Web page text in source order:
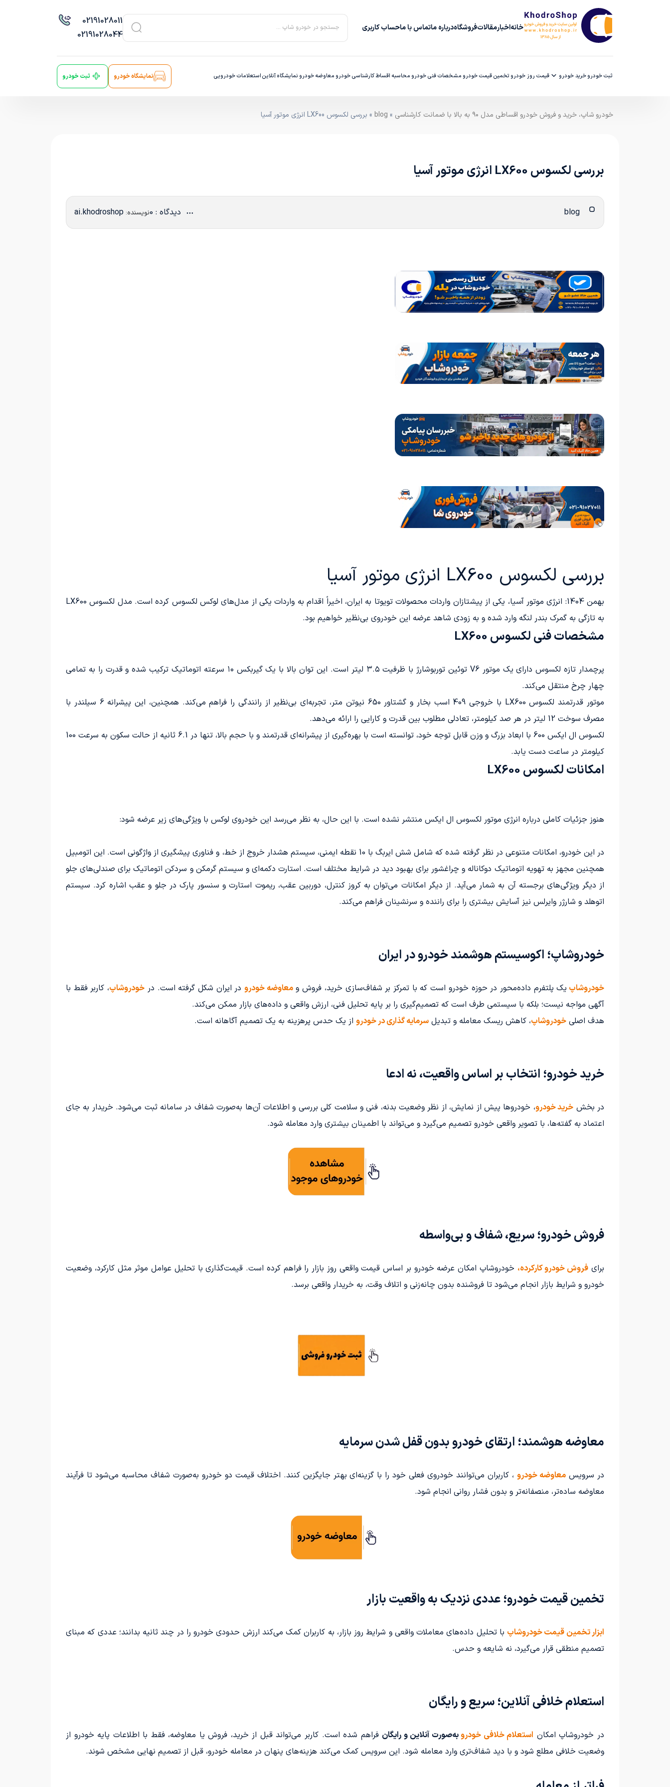
خانهاخبارمقالاتفروشگاهدرباره‌ ماتماس با ماحساب کاربری جستجو در خودرو شاپ ...
02191028011
02191028044
ثبت خودروخرید خودرو قیمت روز خودرو تخمین قیمت خودرو مشخصات فنی خودرو محاسبه اقساطکارشناسی خودرو معاوضه خودرو نمایشگاه آنلایناستعلامات خودرویی نمایشگاه خودرو ثبت خودرو
خودرو شاپ، خرید و فروش خودرو اقساطی مدل ۹۰ به بالا با ضمانت کارشناسی »
blog » بررسی لکسوس LX600 انرژی موتور آسیا
بررسی لکسوس LX600 انرژی موتور آسیا
دیدگاه : 0 نویسنده: ai.khodroshop
بررسی لکسوس LX600 انرژی موتور آسیا
بهمن 1404: انرژی موتور آسیا، یکی از پیشتازان واردات محصولات تویوتا به ایران، اخیراً اقدام به واردات یکی از مدل‌های لوکس لکسوس کرده است. مدل لکسوس LX600
به تازگی به گمرک بندر لنگه وارد شده و به زودی شاهد عرضه این خودروی بی‌نظیر خواهیم بود.
مشخصات فنی لکسوس LX600
پرچمدار تازه لکسوس دارای یک موتور V6 توئین توربوشارژ با ظرفیت ۳.۵ لیتر است. این توان بالا با یک گیربکس ۱۰ سرعته اتوماتیک ترکیب شده و قدرت را به تمامی
چهار چرخ منتقل می‌کند.
موتور قدرتمند لکسوس LX600 با خروجی 409 اسب بخار و گشتاور 650 نیوتن متر، تجربه‌ای بی‌نظیر از رانندگی را فراهم می‌کند. همچنین، این پیشرانه 6 سیلندر با
مصرف سوخت 12 لیتر در هر صد کیلومتر، تعادلی مطلوب بین قدرت و کارایی را ارائه می‌دهد.
لکسوس ال ایکس 600 با ابعاد بزرگ و وزن قابل توجه خود، توانسته است با بهره‌گیری از پیشرانه‌ای قدرتمند و با حجم بالا، تنها در 6.1 ثانیه از حالت سکون به سرعت 100
کیلومتر در ساعت دست یابد.
امکانات لکسوس LX600
هنوز جزئیات کاملی درباره انرژی موتور لکسوس ال ایکس منتشر نشده است. با این حال، به نظر می‌رسد این خودروی لوکس با ویژگی‌های زیر عرضه شود:
در این خودرو، امکانات متنوعی در نظر گرفته شده که شامل شش ایربگ با 10 نقطه ایمنی، سیستم هشدار خروج از خط، و فناوری پیشگیری از واژگونی است. این اتومبیل
همچنین مجهز به تهویه اتوماتیک دوکاناله و چراغشور برای بهبود دید در شرایط مختلف است. استارت دکمه‌ای و سیستم گرمکن و سردکن اتوماتیک برای صندلی‌های جلو
از دیگر ویژگی‌های برجسته آن به شمار می‌آید. از دیگر امکانات می‌توان به کروز کنترل، دوربین عقب، ریموت استارت و سنسور پارک در جلو و عقب اشاره کرد. سیستم
اتوهلد و شارژر وایرلس نیز آسایش بیشتری را برای راننده و سرنشینان فراهم می‌کند.
خودروشاپ؛ اکوسیستم هوشمند خودرو در ایران
خودروشاپ یک پلتفرم داده‌محور در حوزه خودرو است که با تمرکز بر شفاف‌سازی خرید، فروش ومعاوضه خودرودر ایران شکل گرفته است. در خودروشاپ، کاربر فقط با
آگهی مواجه نیست؛ بلکه با سیستمی طرف است که تصمیم‌گیری را بر پایه تحلیل فنی، ارزش واقعی و داده‌های بازار ممکن می‌کند.
هدف اصلی خودروشاپ، کاهش ریسک معامله و تبدیل سرمایه گذاری در خودرو از یک حدس پرهزینه به یک تصمیم آگاهانه است.
خرید خودرو؛ انتخاب بر اساس واقعیت، نه ادعا
در بخش خرید خودرو، خودروها پیش از نمایش، از نظر وضعیت بدنه، فنی و سلامت کلی بررسی و اطلاعات آن‌ها به‌صورت شفاف در سامانه ثبت می‌شود. خریدار به جای
اعتماد به گفته‌ها، با تصویر واقعی خودرو تصمیم می‌گیرد و می‌تواند با اطمینان بیشتری وارد معامله شود.
فروش خودرو؛ سریع، شفاف و بی‌واسطه
برای فروش خودرو کارکرده، خودروشاپ امکان عرضه خودرو بر اساس قیمت واقعی روز بازار را فراهم کرده است. قیمت‌گذاری با تحلیل عوامل موثر مثل کارکرد، وضعیت
خودرو و شرایط بازار انجام می‌شود تا فروشنده بدون چانه‌زنی و اتلاف وقت، به خریدار واقعی برسد.
معاوضه هوشمند؛ ارتقای خودرو بدون قفل شدن سرمایه
در سرویس معاوضه خودرو ، کاربران می‌توانند خودروی فعلی خود را با گزینه‌ای بهتر جایگزین کنند. اختلاف قیمت دو خودرو به‌صورت شفاف محاسبه می‌شود تا فرآیند
معاوضه ساده‌تر، منصفانه‌تر و بدون فشار روانی انجام شود.
تخمین قیمت خودرو؛ عددی نزدیک به واقعیت بازار
ابزار تخمین قیمت خودروشاپ با تحلیل داده‌های معاملات واقعی و شرایط روز بازار، به کاربران کمک می‌کند ارزش حدودی خودرو را در چند ثانیه بدانند؛ عددی که مبنای
تصمیم منطقی قرار می‌گیرد، نه شایعه و حدس.
استعلام خلافی آنلاین؛ سریع و رایگان
در خودروشاپ امکان استعلام خلافی خودروبه‌صورت آنلاین و رایگان فراهم شده است. کاربر می‌تواند قبل از خرید، فروش یا معاوضه، فقط با اطلاعات پایه خودرو از
وضعیت خلافی مطلع شود و با دید شفاف‌تری وارد معامله شود. این سرویس کمک می‌کند هزینه‌های پنهان در معامله خودرو، قبل از تصمیم نهایی مشخص شوند.